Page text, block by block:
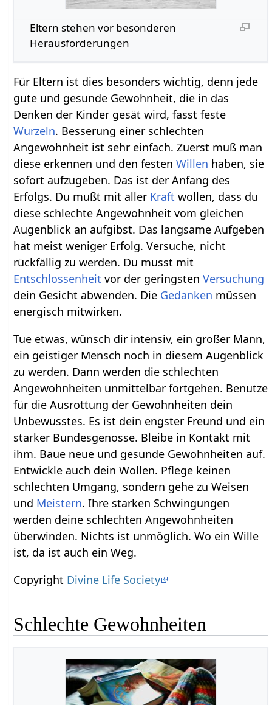
Eltern stehen vor besonderen
Herausforderungen
Für Eltern ist dies besonders wichtig, denn jede
gute und gesunde Gewohnheit, die in das
Denken der Kinder gesät wird, fasst feste
Wurzeln. Besserung einer schlechten
Angewohnheit ist sehr einfach. Zuerst muß man
diese erkennen und den festenWillen haben, sie
sofort aufzugeben. Das ist der Anfang des
Erfolgs. Du mußt mit aller Kraft wollen, dass du
diese schlechte Angewohnheit vom gleichen
Augenblick an aufgibst. Das langsame Aufgeben
hat meist weniger Erfolg. Versuche, nicht
rückfällig zu werden. Du musst mit
Entschlossenheit vor der geringstenVersuchung
dein Gesicht abwenden. Die Gedanken müssen
energisch mitwirken.
Tue etwas, wünsch dir intensiv, ein großer Mann,
ein geistiger Mensch noch in diesem Augenblick
zu werden. Dann werden die schlechten
Angewohnheiten unmittelbar fortgehen. Benutze
für die Ausrottung der Gewohnheiten dein
Unbewusstes. Es ist dein engster Freund und ein
starker Bundesgenosse. Bleibe in Kontakt mit
ihm. Baue neue und gesunde Gewohnheiten auf.
Entwickle auch dein Wollen. Pflege keinen
schlechten Umgang, sondern gehe zu Weisen
und Meistern. Ihre starken Schwingungen
werden deine schlechten Angewohnheiten
überwinden. Nichts ist unmöglich. Wo ein Wille
ist, da ist auch ein Weg.
Copyright Divine Life Society
Schlechte Gewohnheiten